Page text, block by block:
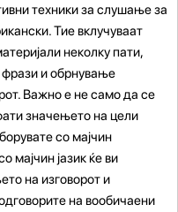
техники за слушање за
Тие вклучуваат
неколку пати,
фрази и обрнување
Важно е не само да се
значењето на цели
со мајчин
мајчин јазик ќе ви
на изговорот и
на вообичаени